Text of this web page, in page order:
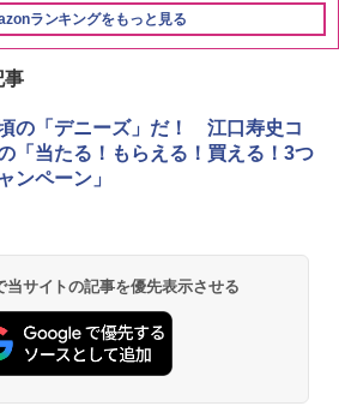
ランキングをもっと見る
[山善] スチームオーブンレンジ 25L 一人
暮らし 二人暮らし フラットテーブル ス
チーム調理 自動メニュー19種搭載 角皿
付き ブラック MRK-F250TSV(B)
シャープ 過熱水蒸気 オーブンレンジ 23
L 1段調理 ブラック RE-WF232-B シンプ
ル操作 コンパクト 一人暮らし 二人暮ら
し らくチン!（絶対湿度）センサー ノン
フライ調理 トースト スチームあたため
事
の「デニーズ」だ！ 江口寿史コ
「当たる！もらえる！買える！3つ
ンペーン」
サイトの記事を優先表示させる